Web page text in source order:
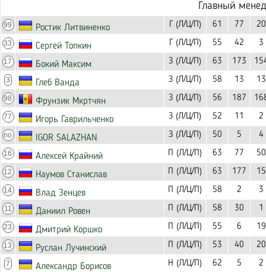
Главный
99 Ростик Литвиненко Г (Л/Ц/П) 61 77 20
33 Сергей Топкин Г (Л/Ц/П) 55 42 3
17 Бокий Максим З (Л/Ц/П) 63 173
3 Глеб Ванда З (Л/Ц/П) 58 13 13
98 Фрунзик Мкртчян З (Л/Ц/П) 56 187
77 Игорь Гаврильченко З (Л/Ц/П) 52 11 2
no IGOR SALAZHAN З (Л/Ц/П) 50 5 4
16 Алексей Крайний П (Л/Ц/П) 63 77 50
12 Наумов Станислав П (Л/Ц/П) 63 177 15
14 Влад Зенцев П (Л/Ц/П) 58 2 3
11 Даниил Ровен П (Л/Ц/П) 58 30 1
23 Дмитрий Коршко П (Л/Ц/П) 55 6 19
13 Руслан Лучинский П (Л/Ц/П) 53 40 20
7 Александр Борисов Н (Л/Ц/П) 62 5 2